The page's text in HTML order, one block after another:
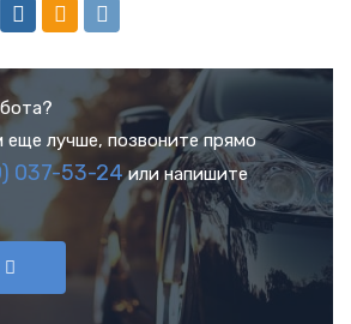
лучше, позвоните прямо
037-53-24или напишите